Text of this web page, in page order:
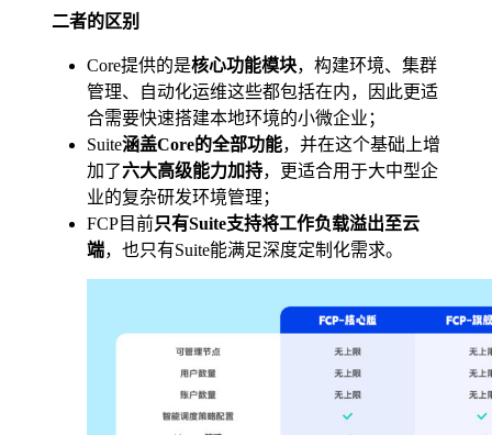
二者的区别
Core提供的是核心功能模块，构建环境、集群
管理、自动化运维这些都包括在内，因此更适
合需要快速搭建本地环境的小微企业；
Suite涵盖Core的全部功能，并在这个基础上增
加了六大高级能力加持，更适合用于大中型企
业的复杂研发环境管理；
FCP目前只有Suite支持将工作负载溢出至云
端，也只有Suite能满足深度定制化需求。